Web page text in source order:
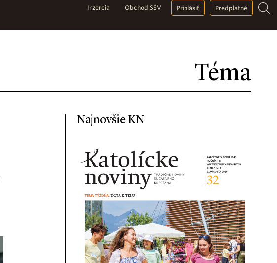
Téma
Inzercia Obchod SSV Prihlásiť Predplatné
Najnovšie KN